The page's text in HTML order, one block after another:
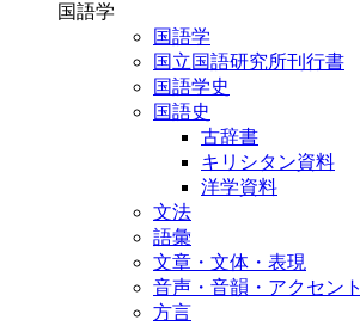
国語学
国語学
国立国語研究所刊行書
国語学史
国語史
古辞書
キリシタン資料
洋学資料
文法
語彙
文章・文体・表現
音声・音韻・アクセント
方言